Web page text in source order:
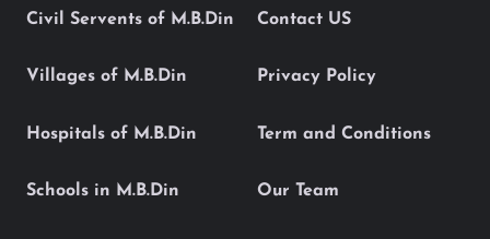
Civil Servents of M.B.Din
Villages of M.B.Din
Hospitals of M.B.Din
Schools in M.B.Din
Contact US
Privacy Policy
Term and Conditions
Our Team